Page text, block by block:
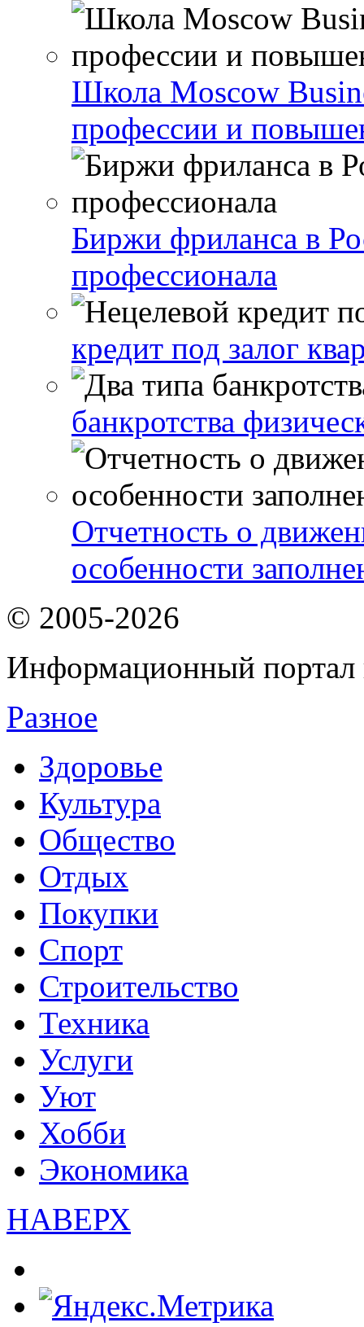
Школа Moscow
профессии и
Биржи фриланса в
профессионала
кредит под залог
банкротства
Отчетность о
особенности
© 2005-2026
Информационный портал
Разное
Здоровье
Культура
Общество
Отдых
Покупки
Спорт
Строительство
Техника
Услуги
Уют
Хобби
Экономика
НАВЕРХ